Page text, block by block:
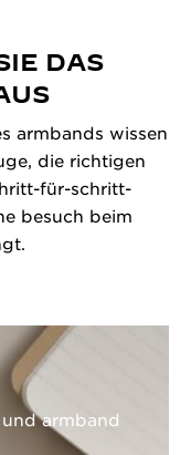
DAS
armbands wissen
die richtigen
für-schritt-
besuch beim
armband